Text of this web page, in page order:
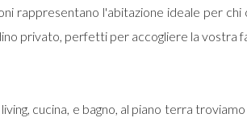
rappresentano l'abitazione ideale per chi
privato, perfetti per accogliere la vostra
cucina, e bagno, al piano terra